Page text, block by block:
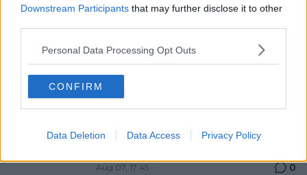
Downstream Participants that may further disclose it to other
Personal Data Processing Opt Outs
CONFIRM
Data Deletion Data Access Privacy Policy
Vorschau auf die 8. Etappe der Tour de France
Femmes 2026: Profile, Favoritinnen und Prognosen
– Sieg für Wiebes oder attackiert Vollering
Niewiadomas Gelbes Trikot?
Polen-Rundfahrt 2026: Vorschau auf die 6. Etappe,
Profile, Favoriten, TV- und Online-Übertragung sowie
der Königsetappe im völligen Chaos entschieden
Aug 07, 17:45 0